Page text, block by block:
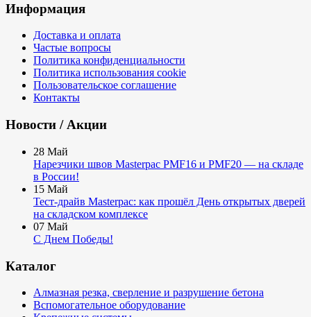
Информация
Доставка и оплата
Частые вопросы
Политика конфиденциальности
Политика использования cookie
Пользовательское соглашение
Контакты
Новости / Акции
28 Май
Нарезчики швов Masterpac PMF16 и PMF20 — на складе
в России!
15 Май
Тест-драйв Masterpac: как прошёл День открытых дверей
на складском комплексе
07 Май
С Днем Победы!
Каталог
Алмазная резка, сверление и разрушение бетона
Вспомогательное оборудование